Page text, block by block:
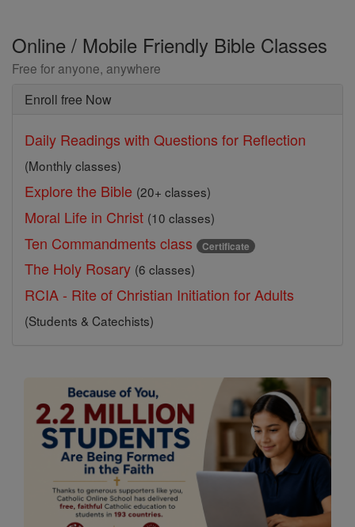
Online / Mobile Friendly Bible Classes
Free for anyone, anywhere
Enroll free Now
Daily Readings with Questions for Reflection
(Monthly classes)
Explore the Bible (20+ classes)
Moral Life in Christ (10 classes)
Ten Commandments class Certificate
The Holy Rosary (6 classes)
RCIA - Rite of Christian Initiation for Adults
(Students & Catechists)